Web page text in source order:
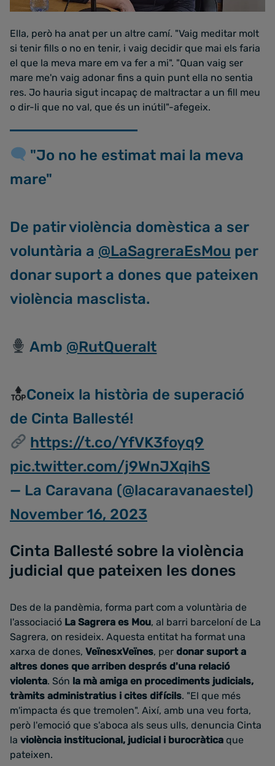
Ella, però ha anat per un altre camí. "Vaig meditar molt
si tenir fills o no en tenir, i vaig decidir que mai els faria
el que la meva mare em va fer a mi". "Quan vaig ser
mare me'n vaig adonar fins a quin punt ella no sentia
res. Jo hauria sigut incapaç de maltractar a un fill meu
o dir-li que no val, que és un inútil"-afegeix.
"Jo no he estimat mai la meva
mare"
De patir violència domèstica a ser
voluntària a @LaSagreraEsMou per
donar suport a dones que pateixen
violència masclista.
Amb @RutQueralt
Coneix la història de superació
de Cinta Ballesté!
https://t.co/YfVK3foyq9
pic.twitter.com/j9WnJXqihS
— La Caravana (@lacaravanaestel)
November 16, 2023
Cinta Ballesté sobre la violència
judicial que pateixen les dones
Des de la pandèmia, forma part com a voluntària de
l'associació La Sagrera es Mou, al barri barceloní de La
Sagrera, on resideix. Aquesta entitat ha format una
xarxa de dones, VeïnesxVeïnes, per donar suport a
altres dones que arriben després d'una relació
violenta. Són la mà amiga en procediments judicials,
tràmits administratius i cites difícils. "El que més
m'impacta és que tremolen". Així, amb una veu forta,
però l'emoció que s'aboca als seus ulls, denuncia Cinta
la violència institucional, judicial i burocràtica que
pateixen.